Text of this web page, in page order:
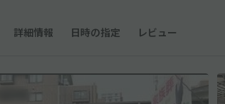
詳細情報 日時の指定 レビュー